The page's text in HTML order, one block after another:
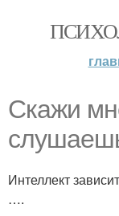
Скажи
Интеллект
….